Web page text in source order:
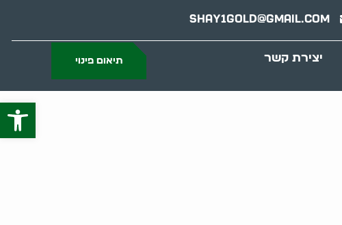
פתח
Shay1gold@gmail.com
יצירת קשר תיאום פינוי